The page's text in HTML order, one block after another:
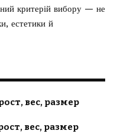
критерій вибору — не
естетики й
вес, размер
вес, размер